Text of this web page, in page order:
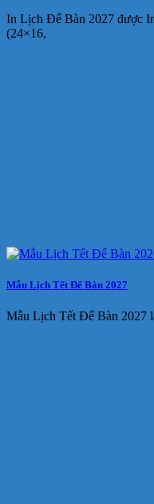
In Lịch Để Bàn 2027 được
(24×16,
Mẫu Lịch Tết Để Bàn 2027
Mẫu Lịch Tết Để Bàn 2027